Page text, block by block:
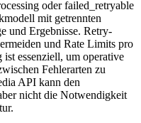
oder failed_retryable
mit getrennten
und Ergebnisse. Retry-
und Rate Limits pro
essenziell, um operative
Fehlerarten zu
API kann den
nicht die Notwendigkeit